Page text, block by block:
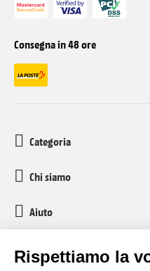
Consegna in 48 ore
Categoria
Chi siamo
Aiuto